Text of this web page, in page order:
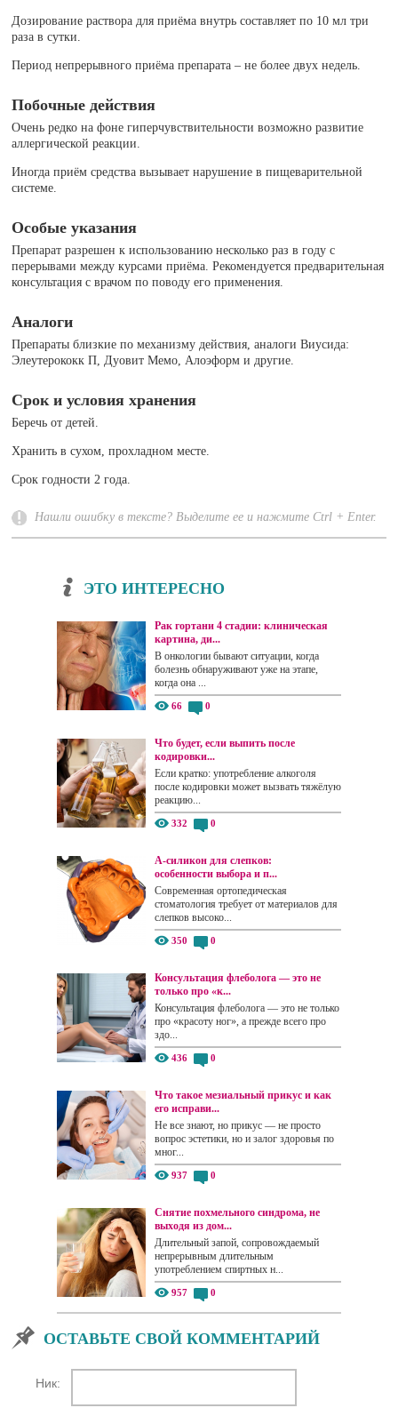
Дозирование раствора для приёма внутрь составляет по 10 мл три
раза в сутки.
Период непрерывного приёма препарата – не более двух недель.
Побочные действия
Очень редко на фоне гиперчувствительности возможно развитие
аллергической реакции.
Иногда приём средства вызывает нарушение в пищеварительной
системе.
Особые указания
Препарат разрешен к использованию несколько раз в году с
перерывами между курсами приёма. Рекомендуется предварительная
консультация с врачом по поводу его применения.
Аналоги
Препараты близкие по механизму действия, аналоги Виусида:
Элеутерококк П, Дуовит Мемо, Алоэформ и другие.
Срок и условия хранения
Беречь от детей.
Хранить в сухом, прохладном месте.
Срок годности 2 года.
Нашли ошибку в тексте? Выделите ее и нажмите Ctrl + Enter.
ЭТО ИНТЕРЕСНО
Рак гортани 4 стадии: клиническая
картина, ди...
В онкологии бывают ситуации, когда
болезнь обнаруживают уже на этапе,
когда она ...
66 0
Что будет, если выпить после
кодировки...
Если кратко: употребление алкоголя
после кодировки может вызвать тяжёлую
реакцию...
332 0
А-силикон для слепков:
особенности выбора и п...
Современная ортопедическая
стоматология требует от материалов для
слепков высоко...
350 0
Консультация флеболога — это не
только про «к...
Консультация флеболога — это не только
про «красоту ног», а прежде всего про
здо...
436 0
Что такое мезиальный прикус и как
его исправи...
Не все знают, но прикус — не просто
вопрос эстетики, но и залог здоровья по
мног...
937 0
Снятие похмельного синдрома, не
выходя из дом...
Длительный запой, сопровождаемый
непрерывным длительным
употреблением спиртных н...
957 0
ОСТАВЬТЕ СВОЙ КОММЕНТАРИЙ
Ник: